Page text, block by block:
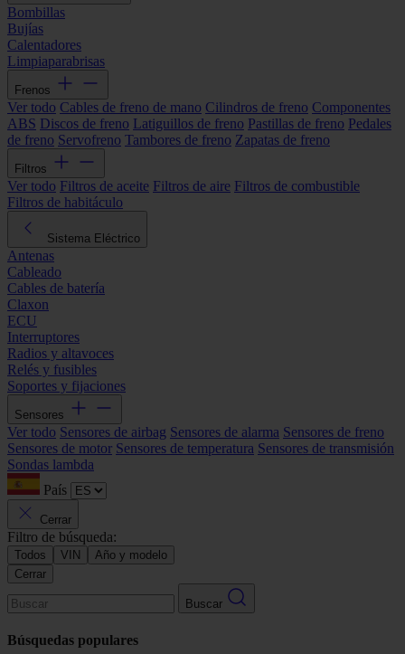
Bombillas
Bujías
Calentadores
Limpiaparabrisas
Frenos
Ver todo Cables de freno de mano Cilindros de freno Componentes
ABS Discos de freno Latiguillos de freno Pastillas de freno Pedales
de freno Servofreno Tambores de freno Zapatas de freno
Filtros
Ver todo Filtros de aceite Filtros de aire Filtros de combustible
Filtros de habitáculo
Sistema Eléctrico
Antenas
Cableado
Cables de batería
Claxon
ECU
Interruptores
Radios y altavoces
Relés y fusibles
Soportes y fijaciones
Sensores
Ver todo Sensores de airbag Sensores de alarma Sensores de freno
Sensores de motor Sensores de temperatura Sensores de transmisión
Sondas lambda
País
Cerrar
Filtro de búsqueda:
Todos VIN
Año y modelo
Cerrar
Buscar
Búsquedas populares